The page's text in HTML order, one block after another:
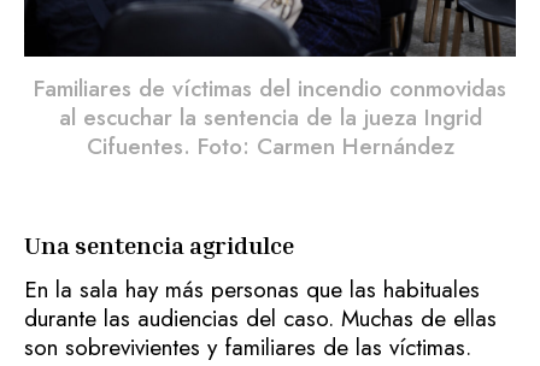
Familiares de víctimas del incendio conmovidas
al escuchar la sentencia de la jueza Ingrid
Cifuentes. Foto: Carmen Hernández
Una sentencia agridulce
En la sala hay más personas que las habituales
durante las audiencias del caso. Muchas de ellas
son sobrevivientes y familiares de las víctimas.